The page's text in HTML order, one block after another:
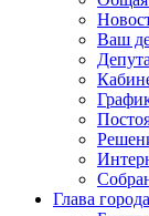
Ваш
Глава города